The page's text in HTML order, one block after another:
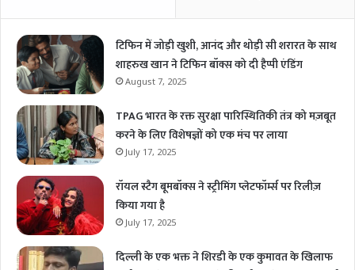
टिफिन में जोड़ी खुशी, आनंद और थोड़ी सी शरारत के साथ
शाहरुख खान ने टिफिन बॉक्स को दी हैप्पी एंडिंग
August 7, 2025
TPAG भारत के रक्त सुरक्षा पारिस्थितिकी तंत्र को मज़बूत
करने के लिए विशेषज्ञों को एक मंच पर लाया
July 17, 2025
रॉयल स्टैग बूमबॉक्स ने स्ट्रीमिंग प्लेटफॉर्म्स पर रिलीज़
किया गया है
July 17, 2025
दिल्ली के एक भक्त ने शिरडी के एक कुमावत के खिलाफ